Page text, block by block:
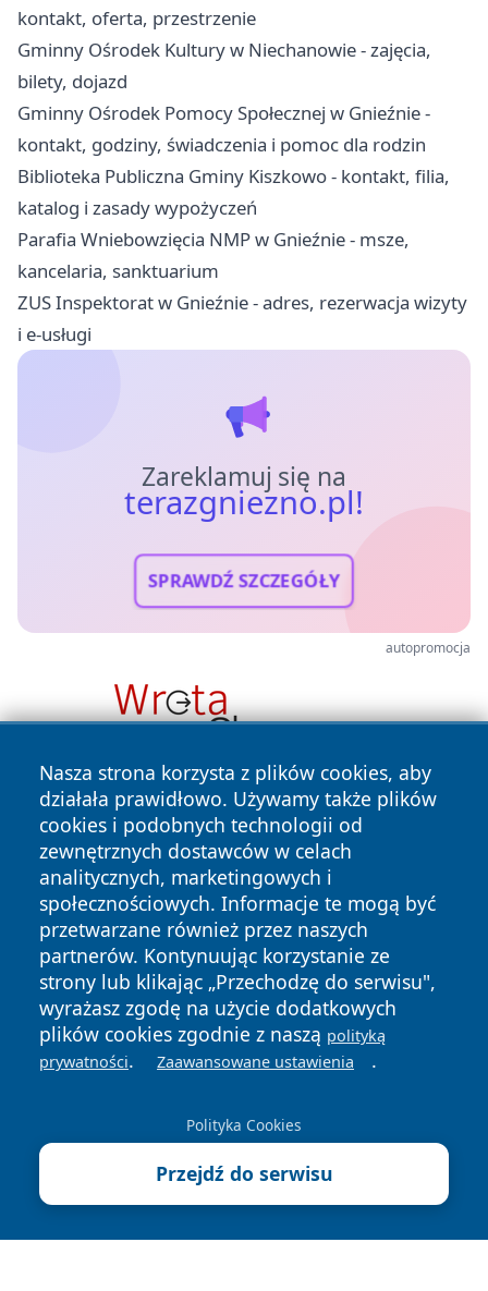
kontakt, oferta, przestrzenie
Gminny Ośrodek Kultury w Niechanowie - zajęcia,
bilety, dojazd
Gminny Ośrodek Pomocy Społecznej w Gnieźnie -
kontakt, godziny, świadczenia i pomoc dla rodzin
Biblioteka Publiczna Gminy Kiszkowo - kontakt, filia,
katalog i zasady wypożyczeń
Parafia Wniebowzięcia NMP w Gnieźnie - msze,
kancelaria, sanktuarium
ZUS Inspektorat w Gnieźnie - adres, rezerwacja wizyty
i e-usługi
Zareklamuj się na
terazgniezno.pl!
SPRAWDŹ SZCZEGÓŁY
autopromocja
Nasza strona korzysta z plików cookies, aby
działała prawidłowo. Używamy także plików
cookies i podobnych technologii od
zewnętrznych dostawców w celach
analitycznych, marketingowych i
społecznościowych. Informacje te mogą być
przetwarzane również przez naszych
partnerów. Kontynuując korzystanie ze
strony lub klikając „Przechodzę do serwisu",
wyrażasz zgodę na użycie dodatkowych
plików cookies zgodnie z naszą polityką
prywatności. Zaawansowane ustawienia .
Polityka Cookies
Przejdź do serwisu
Copyright © 2026 terazgniezno.pl Wszystkie prawa
zastrzeżone.
News Autorzy
Polityka
Prywatności
Polityka
Cookies